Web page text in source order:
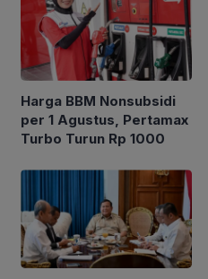
Harga BBM Nonsubsidi
per 1 Agustus, Pertamax
Turbo Turun Rp 1000